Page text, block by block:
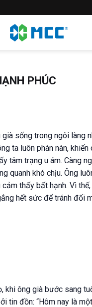
PHÚC
sống trong ngôi làng
ta luôn phàn nàn,
tâm trạng u ám. Càng
quanh khó chịu. Ông
thấy bất hạnh. Vì
hết sức để tránh đối
khi ông già bước sang
tin đồn: “Hôm nay là